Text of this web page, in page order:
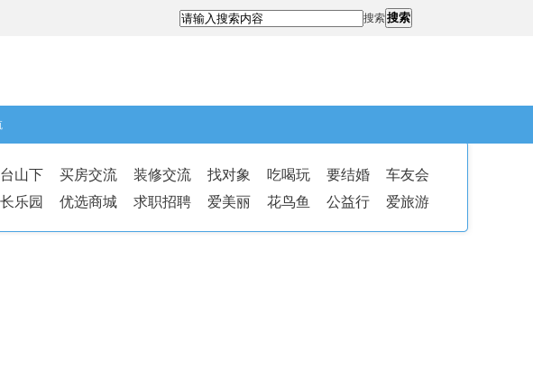
搜索搜索
山下 买房交流 装修交流 找对象 吃喝玩 要结婚
车友会
乐园
优选商城 求职招聘 爱美丽 花鸟鱼 公益行 爱旅游